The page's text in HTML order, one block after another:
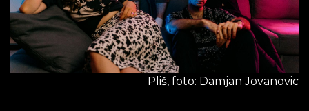
Pliš, foto: Damjan Jovanovic